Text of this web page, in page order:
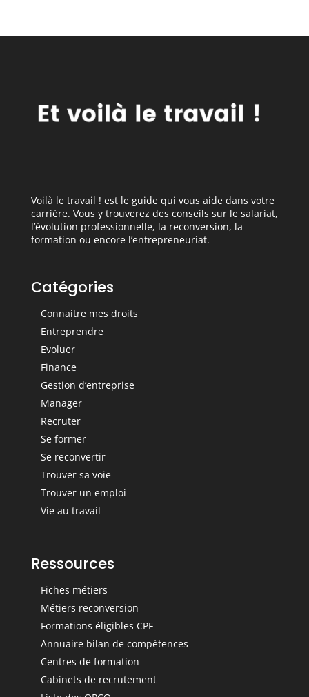
Voilà le travail ! est le guide qui vous aide dans votre
carrière. Vous y trouverez des conseils sur le salariat,
l’évolution professionnelle, la reconversion, la
formation ou encore l’entrepreneuriat.
Catégories
Connaitre mes droits
Entreprendre
Evoluer
Finance
Gestion d’entreprise
Manager
Recruter
Se former
Se reconvertir
Trouver sa voie
Trouver un emploi
Vie au travail
Ressources
Fiches métiers
Métiers reconversion
Formations éligibles CPF
Annuaire bilan de compétences
Centres de formation
Cabinets de recrutement